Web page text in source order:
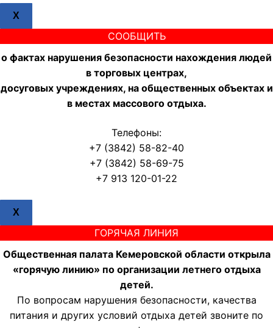
X
СООБЩИТЬ
о фактах нарушения безопасности нахождения людей
в торговых центрах,
досуговых учреждениях, на общественных объектах и
в местах массового отдыха.
Телефоны:
+7 (3842) 58-82-40
+7 (3842) 58-69-75
+7 913 120-01-22
X
ГОРЯЧАЯ ЛИНИЯ
Общественная палата Кемеровской области открыла
«горячую линию» по организации летнего отдыха
детей.
По вопросам нарушения безопасности, качества
питания и других условий отдыха детей звоните по